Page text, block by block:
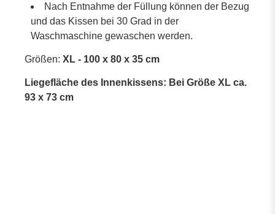
Nach Entnahme der Füllung können der Bezug
und das Kissen bei 30 Grad in der
Waschmaschine gewaschen werden.
Größen: XL - 100 x 80 x 35 cm
Liegefläche des Innenkissens: Bei Größe XL ca.
93 x 73 cm